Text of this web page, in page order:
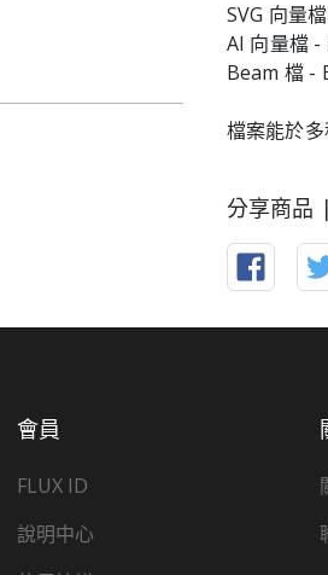
SVG 向量
AI 向量檔 -
Beam 檔 -
檔案能於
分享商品 |
會員
FLUX ID
說明中心